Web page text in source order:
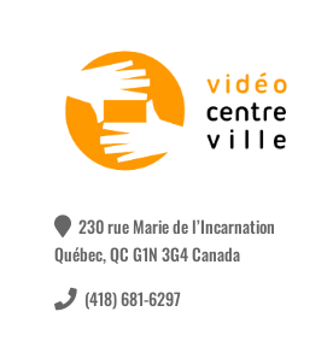
230 rue Marie de l’Incarnation
Québec, QC G1N 3G4 Canada
(418) 681-6297